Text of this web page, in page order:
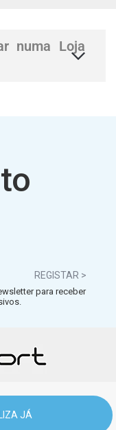
JÁ
numa Loja
REGISTAR >
para receber